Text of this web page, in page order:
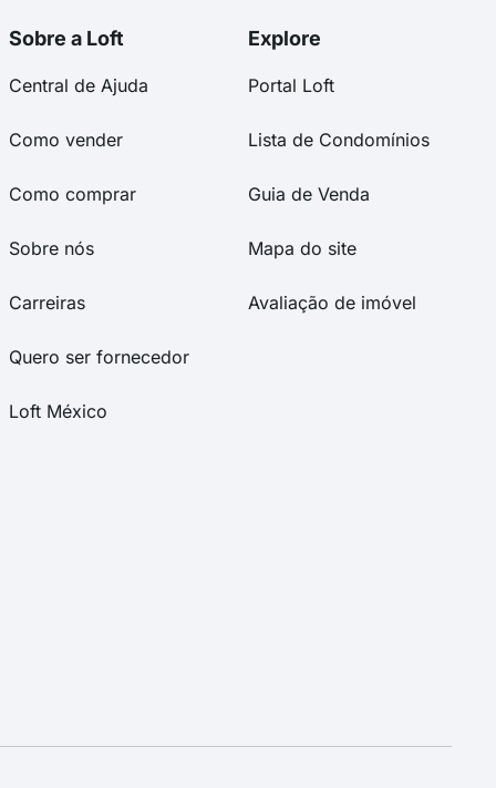
Sobre a Loft
Central de Ajuda
Como vender
Como comprar
Sobre nós
Carreiras
Quero ser fornecedor
Loft México
Explore
Portal Loft
Lista de Condomínios
Guia de Venda
Mapa do site
Avaliação de imóvel